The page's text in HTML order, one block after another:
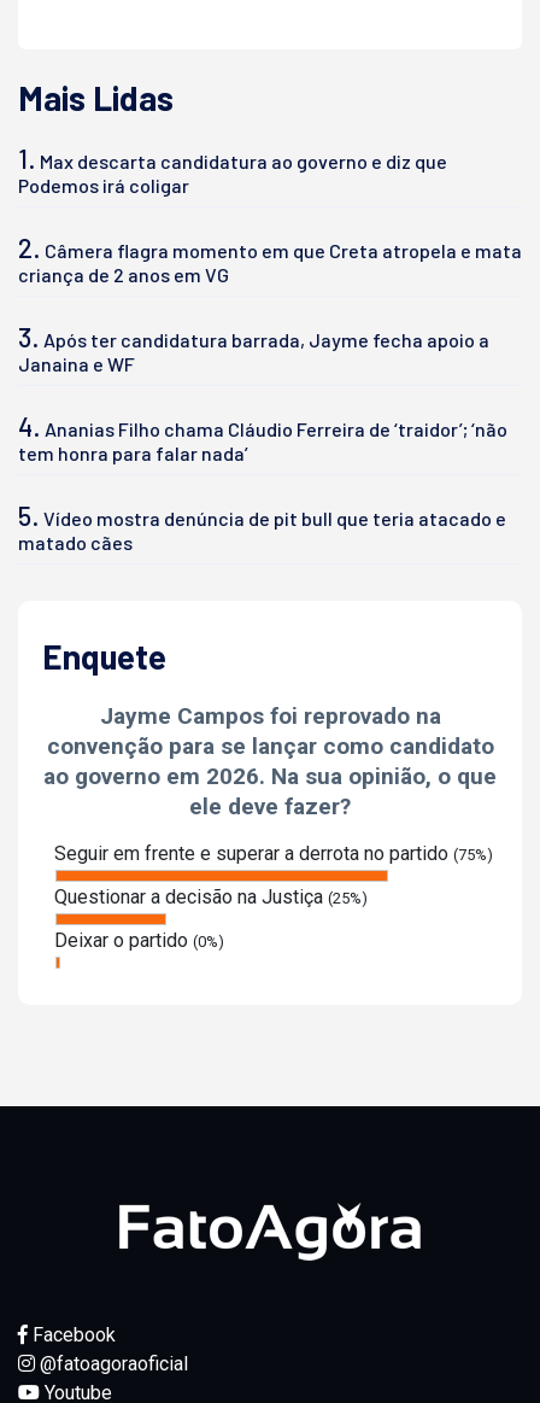
Mais Lidas
1. Max descarta candidatura ao governo e diz que
Podemos irá coligar
2. Câmera flagra momento em que Creta atropela e mata
criança de 2 anos em VG
3. Após ter candidatura barrada, Jayme fecha apoio a
Janaina e WF
4. Ananias Filho chama Cláudio Ferreira de ‘traidor’; ‘não
tem honra para falar nada’
5. Vídeo mostra denúncia de pit bull que teria atacado e
matado cães
Enquete
Jayme Campos foi reprovado na
convenção para se lançar como candidato
ao governo em 2026. Na sua opinião, o que
ele deve fazer?
Seguir em frente e superar a derrota no partido (75%)
Questionar a decisão na Justiça (25%)
Deixar o partido (0%)
Facebook
@fatoagoraoficial
Youtube